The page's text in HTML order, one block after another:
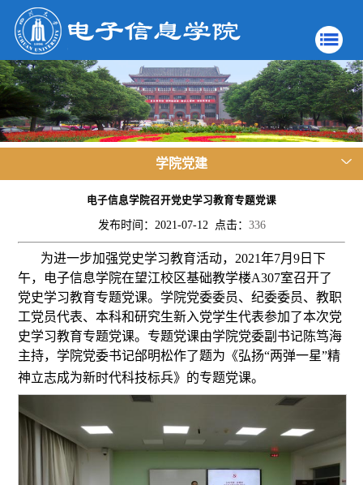
学院党建
电子信息学院召开党史学习教育专题党课
发布时间：2021-07-12 点击： 336
为进一步加强党史学习教育活动，2021年7月9日下
午，电子信息学院在望江校区基础教学楼A307室召开了
党史学习教育专题党课。学院党委委员、纪委委员、教职
工党员代表、本科和研究生新入党学生代表参加了本次党
史学习教育专题党课。专题党课由学院党委副书记陈笃海
主持，学院党委书记邰明松作了题为《弘扬“两弹一星”精
神立志成为新时代科技标兵》的专题党课。